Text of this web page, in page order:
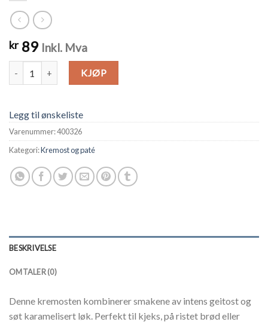
kr89 Inkl. Mva
Kremost av geitost og karamelisert løk antall
KJØP
Legg til ønskeliste
Varenummer:400326
Kategori:Kremost og paté
BESKRIVELSE
OMTALER (0)
Denne kremosten kombinerer smakene av intens geitost og
søt karamelisert løk. Perfekt til kjeks, på ristet brød eller